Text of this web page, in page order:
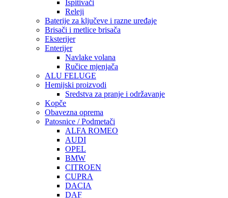
Ispitivači
Releji
Baterije za ključeve i razne uređaje
Brisači i metlice brisača
Eksterijer
Enterijer
Navlake volana
Ručice mjenjača
ALU FELUGE
Hemijski proizvodi
Sredstva za pranje i održavanje
Kopče
Obavezna oprema
Patosnice / Podmetači
ALFA ROMEO
AUDI
OPEL
BMW
CITROEN
CUPRA
DACIA
DAF